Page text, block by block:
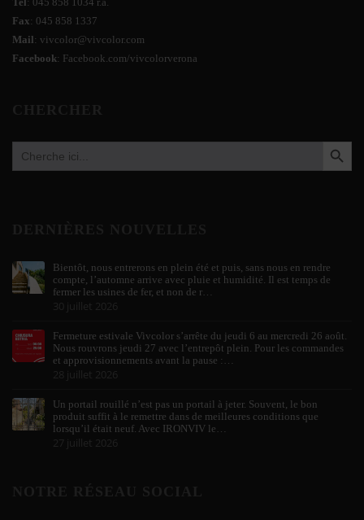
Fax: 045 858 1337
Mail: vivcolor@vivcolor.com
Facebook: Facebook.com/vivcolorverona
Search
for:
SEARCH
Bientôt, nous entrerons en plein été et puis, sans nous en rendre
compte, l’automne arrive avec pluie et humidité. Il est temps de
fermer les usines de fer, et non de r…
30 juillet 2026
Fermeture estivale Vivcolor s’arrête du jeudi 6 au mercredi 26 août.
Nous rouvrons jeudi 27 avec l’entrepôt plein. Pour les commandes
et approvisionnements avant la pause :…
28 juillet 2026
Un portail rouillé n’est pas un portail à jeter. Souvent, le bon
produit suffit à le remettre dans de meilleures conditions que
lorsqu’il était neuf. Avec IRONVIV le…
27 juillet 2026